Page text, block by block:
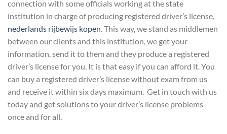
connection with some officials working at the state
institution in charge of producing registered driver’s license,
nederlands rijbewijs kopen. This way, we stand as middlemen
between our clients and this institution, we get your
information, send it to them and they produce a registered
driver’s license for you. It is that easy if you can afford it. You
can buy a registered driver’s license without exam from us
and receive it within six days maximum. Get in touch with us
today and get solutions to your driver’s license problems
once and for all.